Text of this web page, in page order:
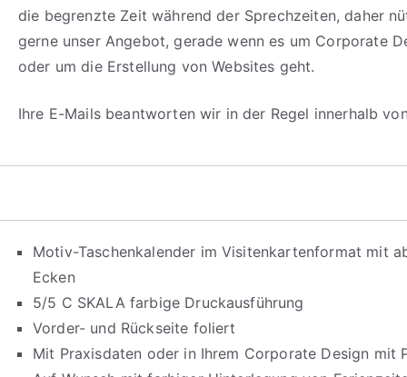
die begrenzte Zeit während der Sprechzeiten, daher
gerne unser Angebot, gerade wenn es um Corporate
oder um die Erstellung von Websites geht.
Ihre E-Mails beantworten wir in der Regel innerhalb
Motiv-Taschenkalender im Visitenkartenformat mit
Ecken
5/5 C SKALA farbige Druckausführung
Vorder- und Rückseite foliert
Mit Praxisdaten oder in Ihrem Corporate Design mit